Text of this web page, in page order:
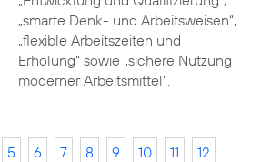
„smarte Denk- und Arbeitsweisen“,
„flexible Arbeitszeiten und
Erholung“ sowie „sichere Nutzung
moderner Arbeitsmittel“.
5 6 7 8 9 10 11
12